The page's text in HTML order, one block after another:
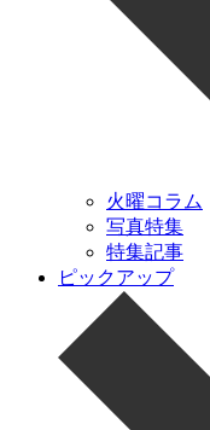
火曜コラム
写真特集
特集記事
ピックアップ